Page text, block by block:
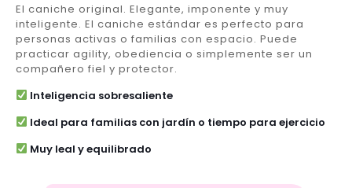
El caniche original. Elegante, imponente y muy
inteligente. El caniche estándar es perfecto para
personas activas o familias con espacio. Puede
practicar agility, obediencia o simplemente ser un
compañero fiel y protector.
Inteligencia sobresaliente
Ideal para familias con jardín o tiempo para ejercicio
Muy leal y equilibrado